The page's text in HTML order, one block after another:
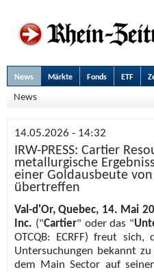
News Märkte Fonds ETF
News
14.05.2026 - 14:32
IRW-PRESS: Cartier
metallurgische
einer Goldausbeute
übertreffen
Val-d'Or, Quebec, 14. Mai
Inc. ("Cartier" oder das "
OTCQB: ECRFF) freut
Untersuchungen bekannt
dem Main Sector auf